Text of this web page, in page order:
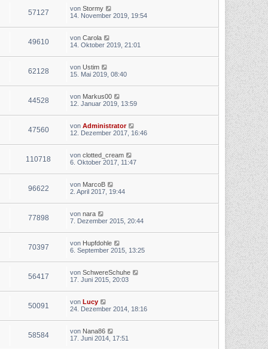
57127 von Stormy
14. November 2019, 19:54
49610 von Carola
14. Oktober 2019, 21:01
62128 von Ustim
15. Mai 2019, 08:40
44528 von Markus00
12. Januar 2019, 13:59
47560 von Administrator
12. Dezember 2017, 16:46
110718 von clotted_cream
6. Oktober 2017, 11:47
96622 von MarcoB
2. April 2017, 19:44
77898 von nara
7. Dezember 2015, 20:44
70397 von Hupfdohle
6. September 2015, 13:25
56417 von SchwereSchuhe
17. Juni 2015, 20:03
50091 von Lucy
24. Dezember 2014, 18:16
58584 von Nana86
17. Juni 2014, 17:51